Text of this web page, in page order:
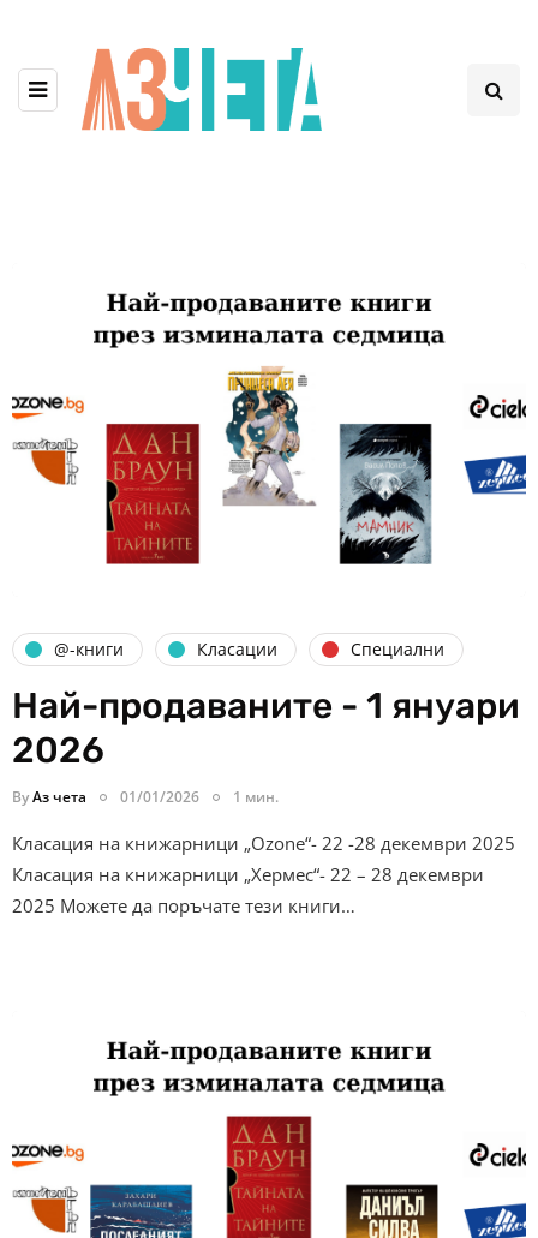
@-книги Класации Специални
Най-продаваните - 1 януари
2026
ByАз чета 01/01/2026 1 мин.
Класация на книжарници „Ozone“- 22 -28 декември 2025
Класация на книжарници „Хермес“- 22 – 28 декември
2025 Можете да поръчате тези книги…